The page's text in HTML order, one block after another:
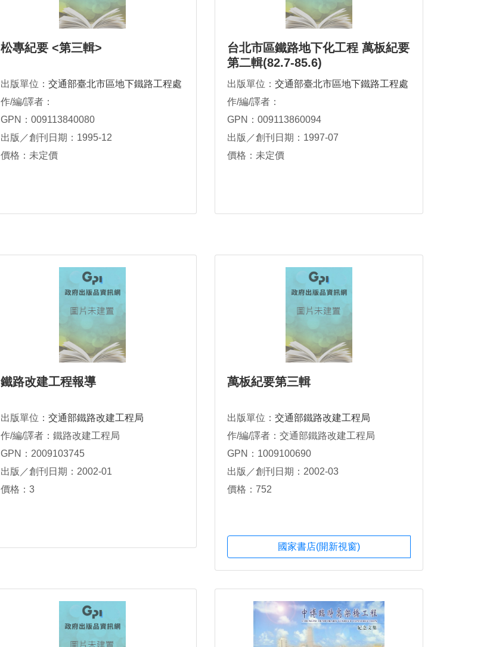
松專紀要 <第三輯>
出版單位： 交通部臺北市區地下鐵路工程處
作/編/譯者：
GPN：009113840080
出版／創刊日期：1995-12
價格：未定價
台北市區鐵路地下化工程 萬板紀要
第二輯(82.7-85.6)
出版單位： 交通部臺北市區地下鐵路工程處
作/編/譯者：
GPN：009113860094
出版／創刊日期：1997-07
價格：未定價
鐵路改建工程報導
出版單位： 交通部鐵路改建工程局
作/編/譯者：鐵路改建工程局
GPN：2009103745
出版／創刊日期：2002-01
價格：3
萬板紀要第三輯
出版單位： 交通部鐵路改建工程局
作/編/譯者：交通部鐵路改建工程局
GPN：1009100690
出版／創刊日期：2002-03
價格：752
國家書店(開新視窗)